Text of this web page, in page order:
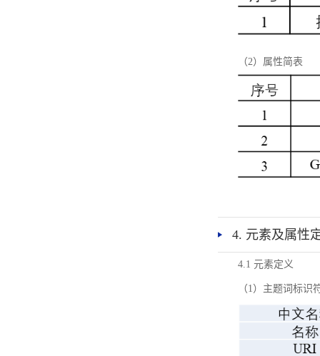
（2）属性简表
4. 元素及属性
4.1 元素定义
（1）主题词标识